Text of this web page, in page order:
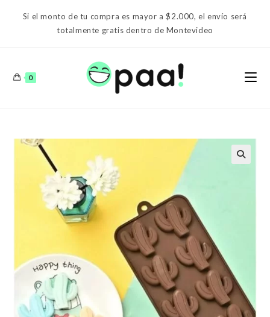
Si el monto de tu compra es mayor a $2.000, el envío será
totalmente gratis dentro de Montevideo
0